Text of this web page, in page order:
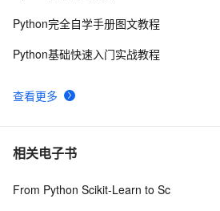
查看更多
Python完全自学手册图文教程
Python基础快速入门实战教程
相关电子书
From Python Scikit-Learn to Sc